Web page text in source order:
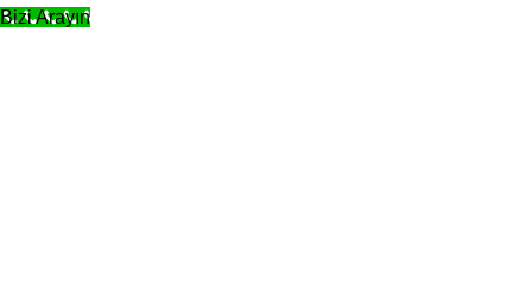
Bizi Arayın